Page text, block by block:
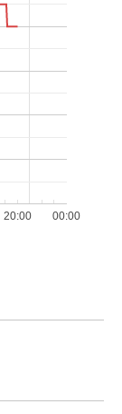
20:00 00:00